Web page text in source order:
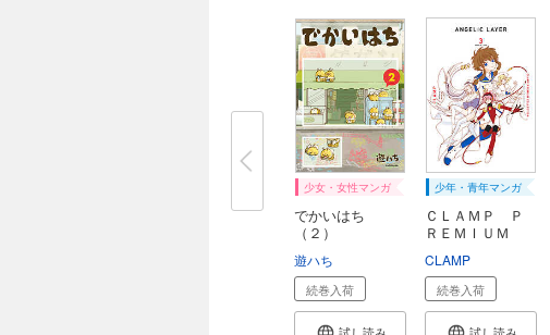
少女・女性マンガ
でかいはち
（２）
遊ハち
続巻入荷
少年・青年マンガ
ＣＬＡＭＰ Ｐ
ＲＥＭＩＵＭ
CLAMP
続巻入荷